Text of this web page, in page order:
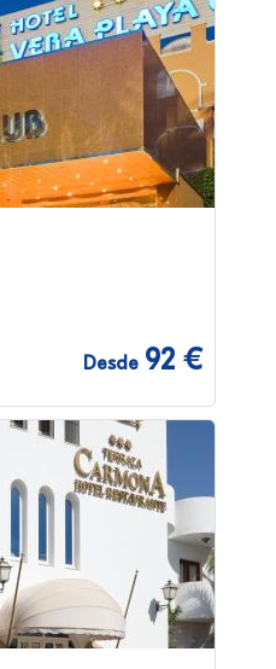
Desde 92 €